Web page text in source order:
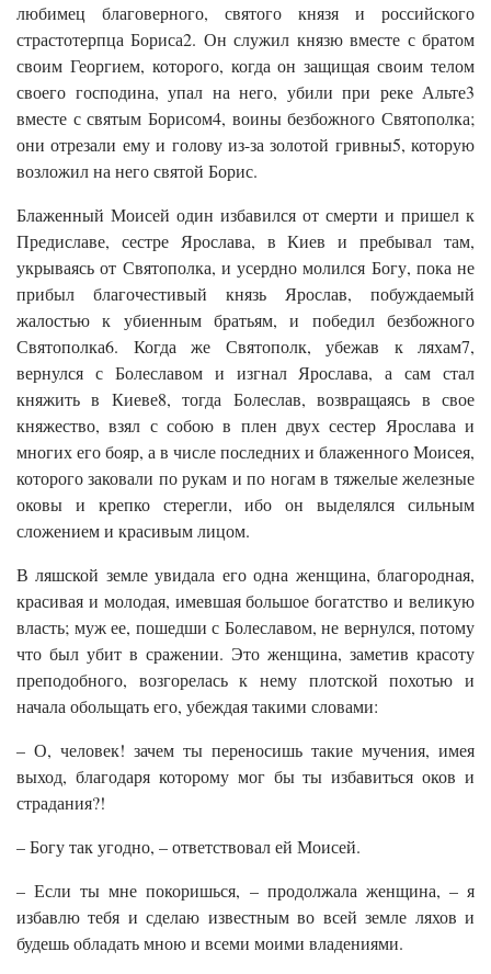
любимец благоверного, святого князя и российского
страстотерпца Бориса2. Он служил князю вместе с братом
своим Георгием, которого, когда он защищая своим телом
своего господина, упал на него, убили при реке Альте3
вместе с святым Борисом4, воины безбожного Святополка;
они отрезали ему и голову из-за золотой гривны5, которую
возложил на него святой Борис.
Блаженный Моисей один избавился от смерти и пришел к
Предиславе, сестре Ярослава, в Киев и пребывал там,
укрываясь от Святополка, и усердно молился Богу, пока не
прибыл благочестивый князь Ярослав, побуждаемый
жалостью к убиенным братьям, и победил безбожного
Святополка6. Когда же Святополк, убежав к ляхам7,
вернулся с Болеславом и изгнал Ярослава, а сам стал
княжить в Киеве8, тогда Болеслав, возвращаясь в свое
княжество, взял с собою в плен двух сестер Ярослава и
многих его бояр, а в числе последних и блаженного Моисея,
которого заковали по рукам и по ногам в тяжелые железные
оковы и крепко стерегли, ибо он выделялся сильным
сложением и красивым лицом.
В ляшской земле увидала его одна женщина, благородная,
красивая и молодая, имевшая большое богатство и великую
власть; муж ее, пошедши с Болеславом, не вернулся, потому
что был убит в сражении. Это женщина, заметив красоту
преподобного, возгорелась к нему плотской похотью и
начала обольщать его, убеждая такими словами:
– О, человек! зачем ты переносишь такие мучения, имея
выход, благодаря которому мог бы ты избавиться оков и
страдания?!
– Богу так угодно, – ответствовал ей Моисей.
– Если ты мне покоришься, – продолжала женщина, – я
избавлю тебя и сделаю известным во всей земле ляхов и
будешь обладать мною и всеми моими владениями.